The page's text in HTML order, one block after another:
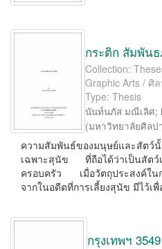
กระติก สัมพัน
Collection:
Graphic Arts /
Type: Thesis
นันท์นภัส มณีเลิศ;
(มหาวิทยาลัยศิลป
ความสัมพันธ์ของมนุษย์และสั
เฉพาะสุนัข ที่ถือได้ว่าเป็นสัต
ครอบครัว เมื่อวัตถุประสงค์ในก
จากในอดีตที่การเลี้ยงสุนัข มีไว้เ
กรุงเทพฯ 3549